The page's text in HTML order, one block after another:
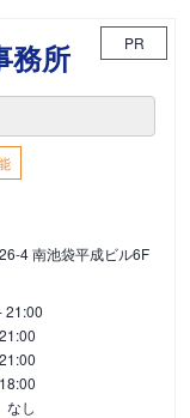
務所 PR
4 南池袋平成ビル6F
21:00
なし